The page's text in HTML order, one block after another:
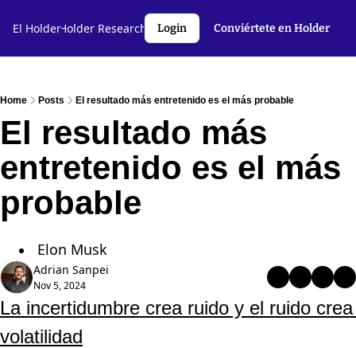
El Holder
Holder🤝 Holder Research💻️ Criptoslang🗣️ Autores
Login Conviértete en Holder
Home Posts El resultado más entretenido es el más probable
El resultado más
entretenido es el más
probable
Elon Musk
Adrian Sanpei
Nov 5, 2024
La incertidumbre crea ruido y el ruido crea
volatilidad